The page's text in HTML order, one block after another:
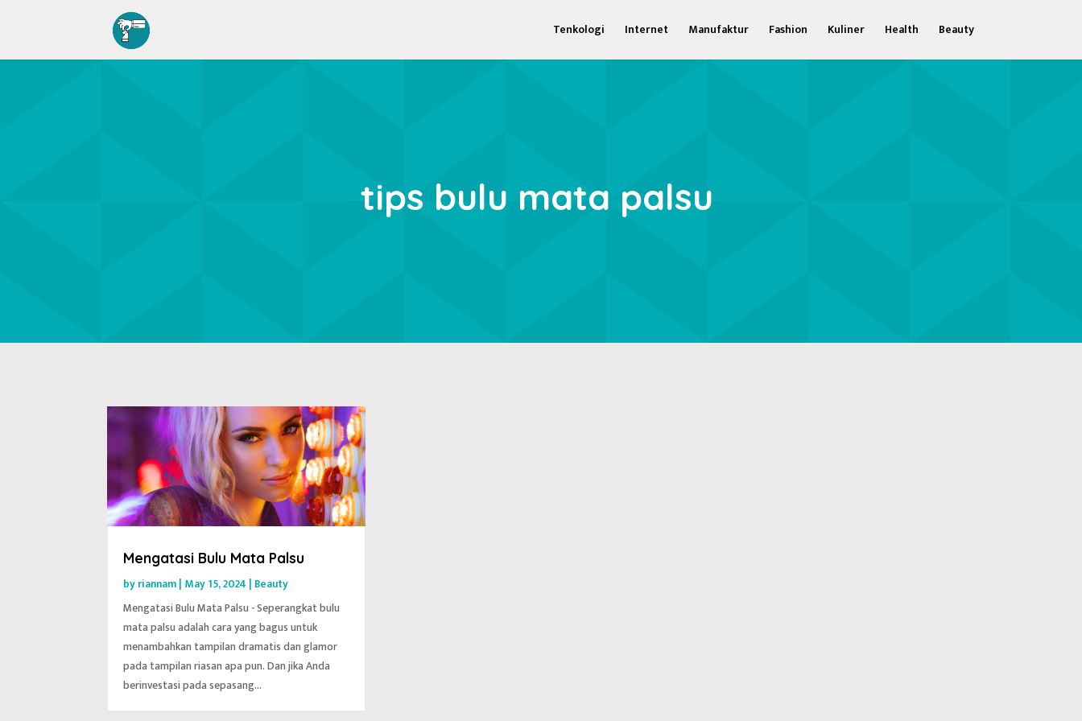
Tenkologi Internet Manufaktur Fashion Kuliner Health Beauty
tips bulu mata palsu
Mengatasi Bulu Mata Palsu
byriannam| May 15, 2024 | Beauty
Mengatasi Bulu Mata Palsu - Seperangkat bulu
mata palsu adalah cara yang bagus untuk
menambahkan tampilan dramatis dan glamor
pada tampilan riasan apa pun. Dan jika Anda
berinvestasi pada sepasang...